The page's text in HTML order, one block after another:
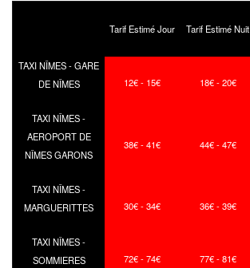
Tarif Estimé Jour Tarif Estimé Nuit
TAXI NÎMES - GARE
DE NÎMES
12€ - 15€ 18€ - 20€
TAXI NÎMES -
AEROPORT DE
NÎMES GARONS
38€ - 41€ 44€ - 47€
TAXI NÎMES -
MARGUERITTES
30€ - 34€ 36€ - 39€
TAXI NÎMES -
SOMMIERES
72€ - 74€ 77€ - 81€